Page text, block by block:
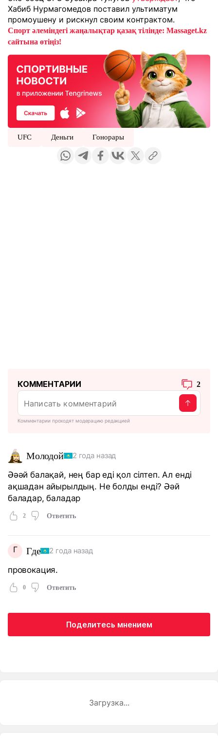
Хабиб Нурмагомедов поставил ультиматум
промоушену и рискнул своим контрактом.
Спорт әлеміндегі жаңалықтар қазақ тілінде: Massaget.kz
сайтына өтіңіз!
UFC Деньги Гонорары
КОММЕНТАРИИ 2
Комментарии проходят модерацию редакцией
Молодой 2 года назад
Әәәй балақай, нең бар еді қол сілтеп. Ал енді
ақшадан айырылдың. Не болды енді? Әәй
баладар, баладар
2 Ответить
Г Где 2 года назад
провокация.
0 Ответить
Поделитесь мнением
Загрузка...